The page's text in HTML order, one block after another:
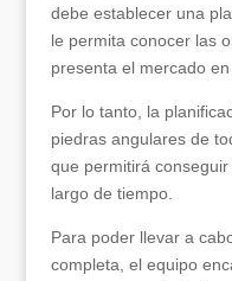
debe establecer una
le permita conocer las
presenta el mercado
Por lo tanto, la
piedras angulares de
que permitirá
largo de tiempo.
Para poder llevar a
completa, el equipo